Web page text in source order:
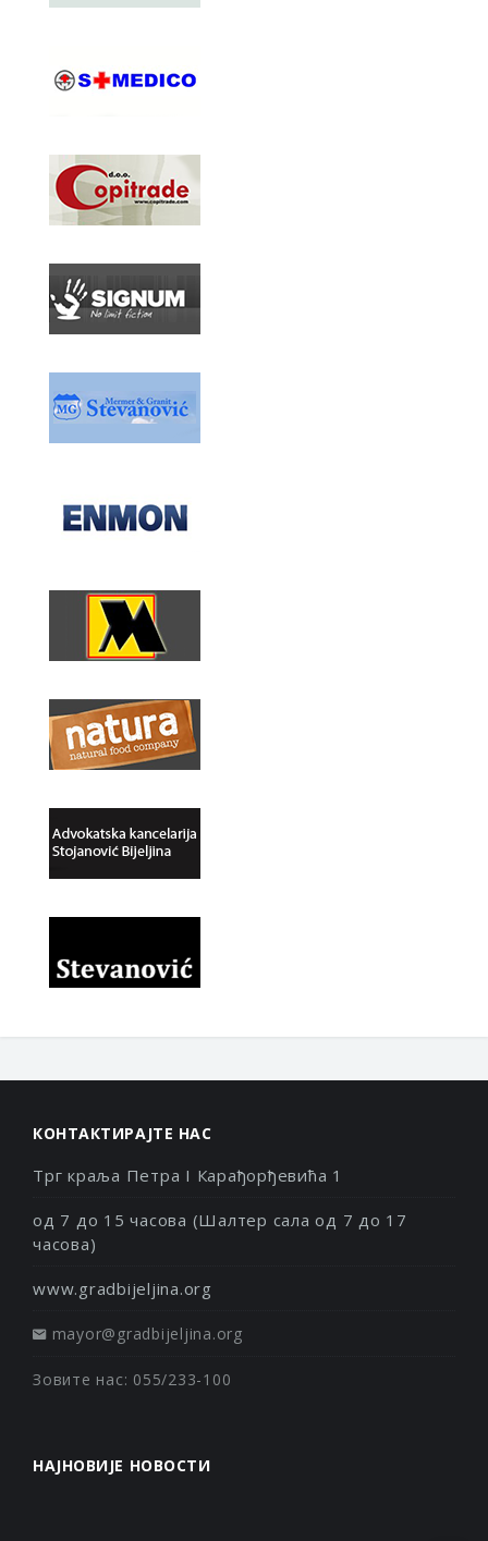
КОНТАКТИРАЈТЕ НАС
Трг краља Петра I Карађорђевића 1
од 7 до 15 часова (Шалтер сала од 7 до 17
часова)
www.gradbijeljina.org
mayor@gradbijeljina.org
Зовите нас: 055/233-100
НАЈНОВИЈЕ НОВОСТИ